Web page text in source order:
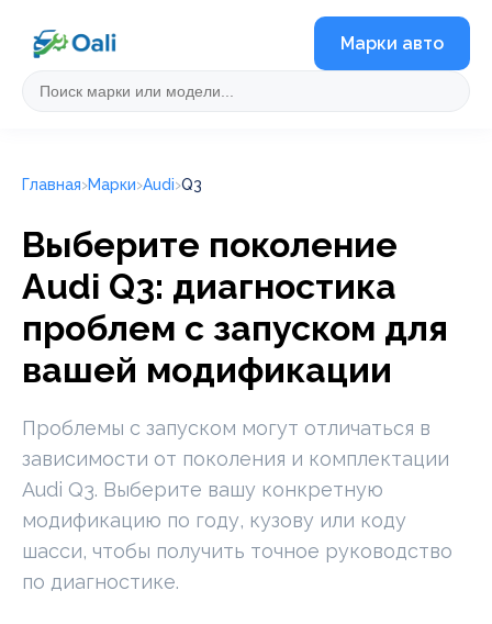
Марки авто
Главная Марки Audi Q3
Выберите поколение
Audi Q3: диагностика
проблем с запуском для
вашей модификации
Проблемы с запуском могут отличаться в
зависимости от поколения и комплектации
Audi Q3. Выберите вашу конкретную
модификацию по году, кузову или коду
шасси, чтобы получить точное руководство
по диагностике.